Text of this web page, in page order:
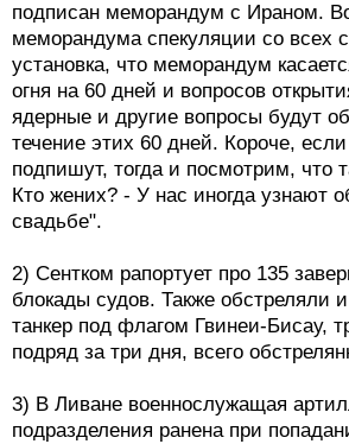
подписан меморандум с Ираном.
меморандума спекуляции со всех
установка, что меморандум
огня на 60 дней и вопросов
ядерные и другие вопросы будут
течение этих 60 дней. Короче,
подпишут, тогда и посмотрим, что
Кто жених? - У нас иногда узнают
свадьбе".
2) Сентком рапортует про 135
блокады судов. Также обстреляли
танкер под флагом Гвинеи-Бисау,
подряд за три дня, всего
3) В Ливане военнослужащая
подразделения ранена при